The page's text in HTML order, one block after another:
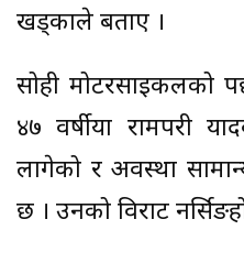
खड्काले बताए ।
सोही मोटरसाइकलको
४७ वर्षीया रामपरी
लागेको र अवस्था
छ । उनको विराट